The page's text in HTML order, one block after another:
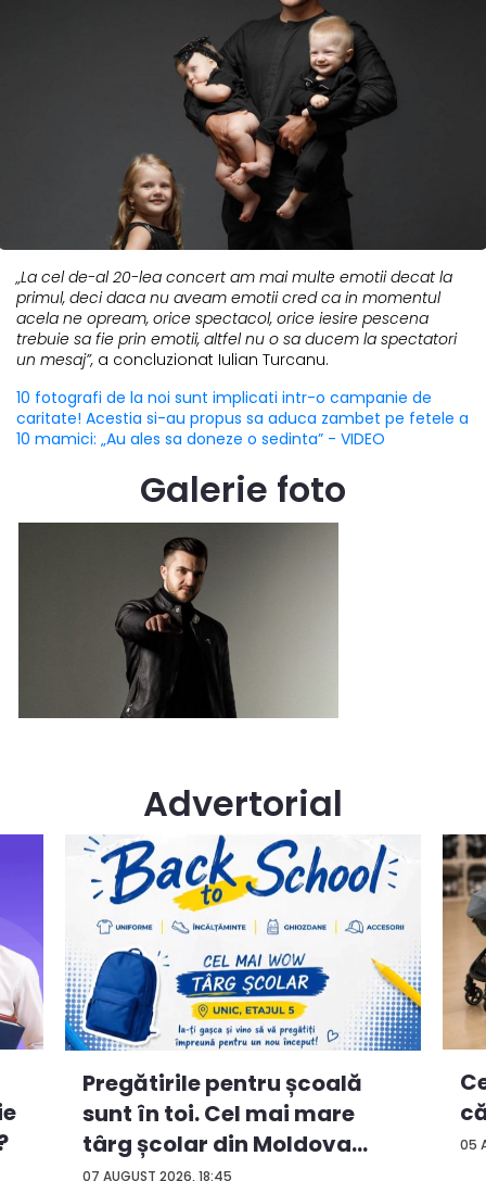
„La cel de-al 20-lea concert am mai multe emotii decat la
primul, deci daca nu aveam emotii cred ca in momentul
acela ne opream, orice spectacol, orice iesire pescena
trebuie sa fie prin emotii, altfel nu o sa ducem la spectatori
un mesaj”, a concluzionat Iulian Turcanu.
10 fotografi de la noi sunt implicati intr-o campanie de
caritate! Acestia si-au propus sa aduca zambet pe fetele a
10 mamici: „Au ales sa doneze o sedinta” - VIDEO
Galerie foto
Advertorial
07 AUGUST 2026, 18:45
Pregătirile pentru școală
sunt în toi. Cel mai mare
târg școlar din Moldova
con...
05